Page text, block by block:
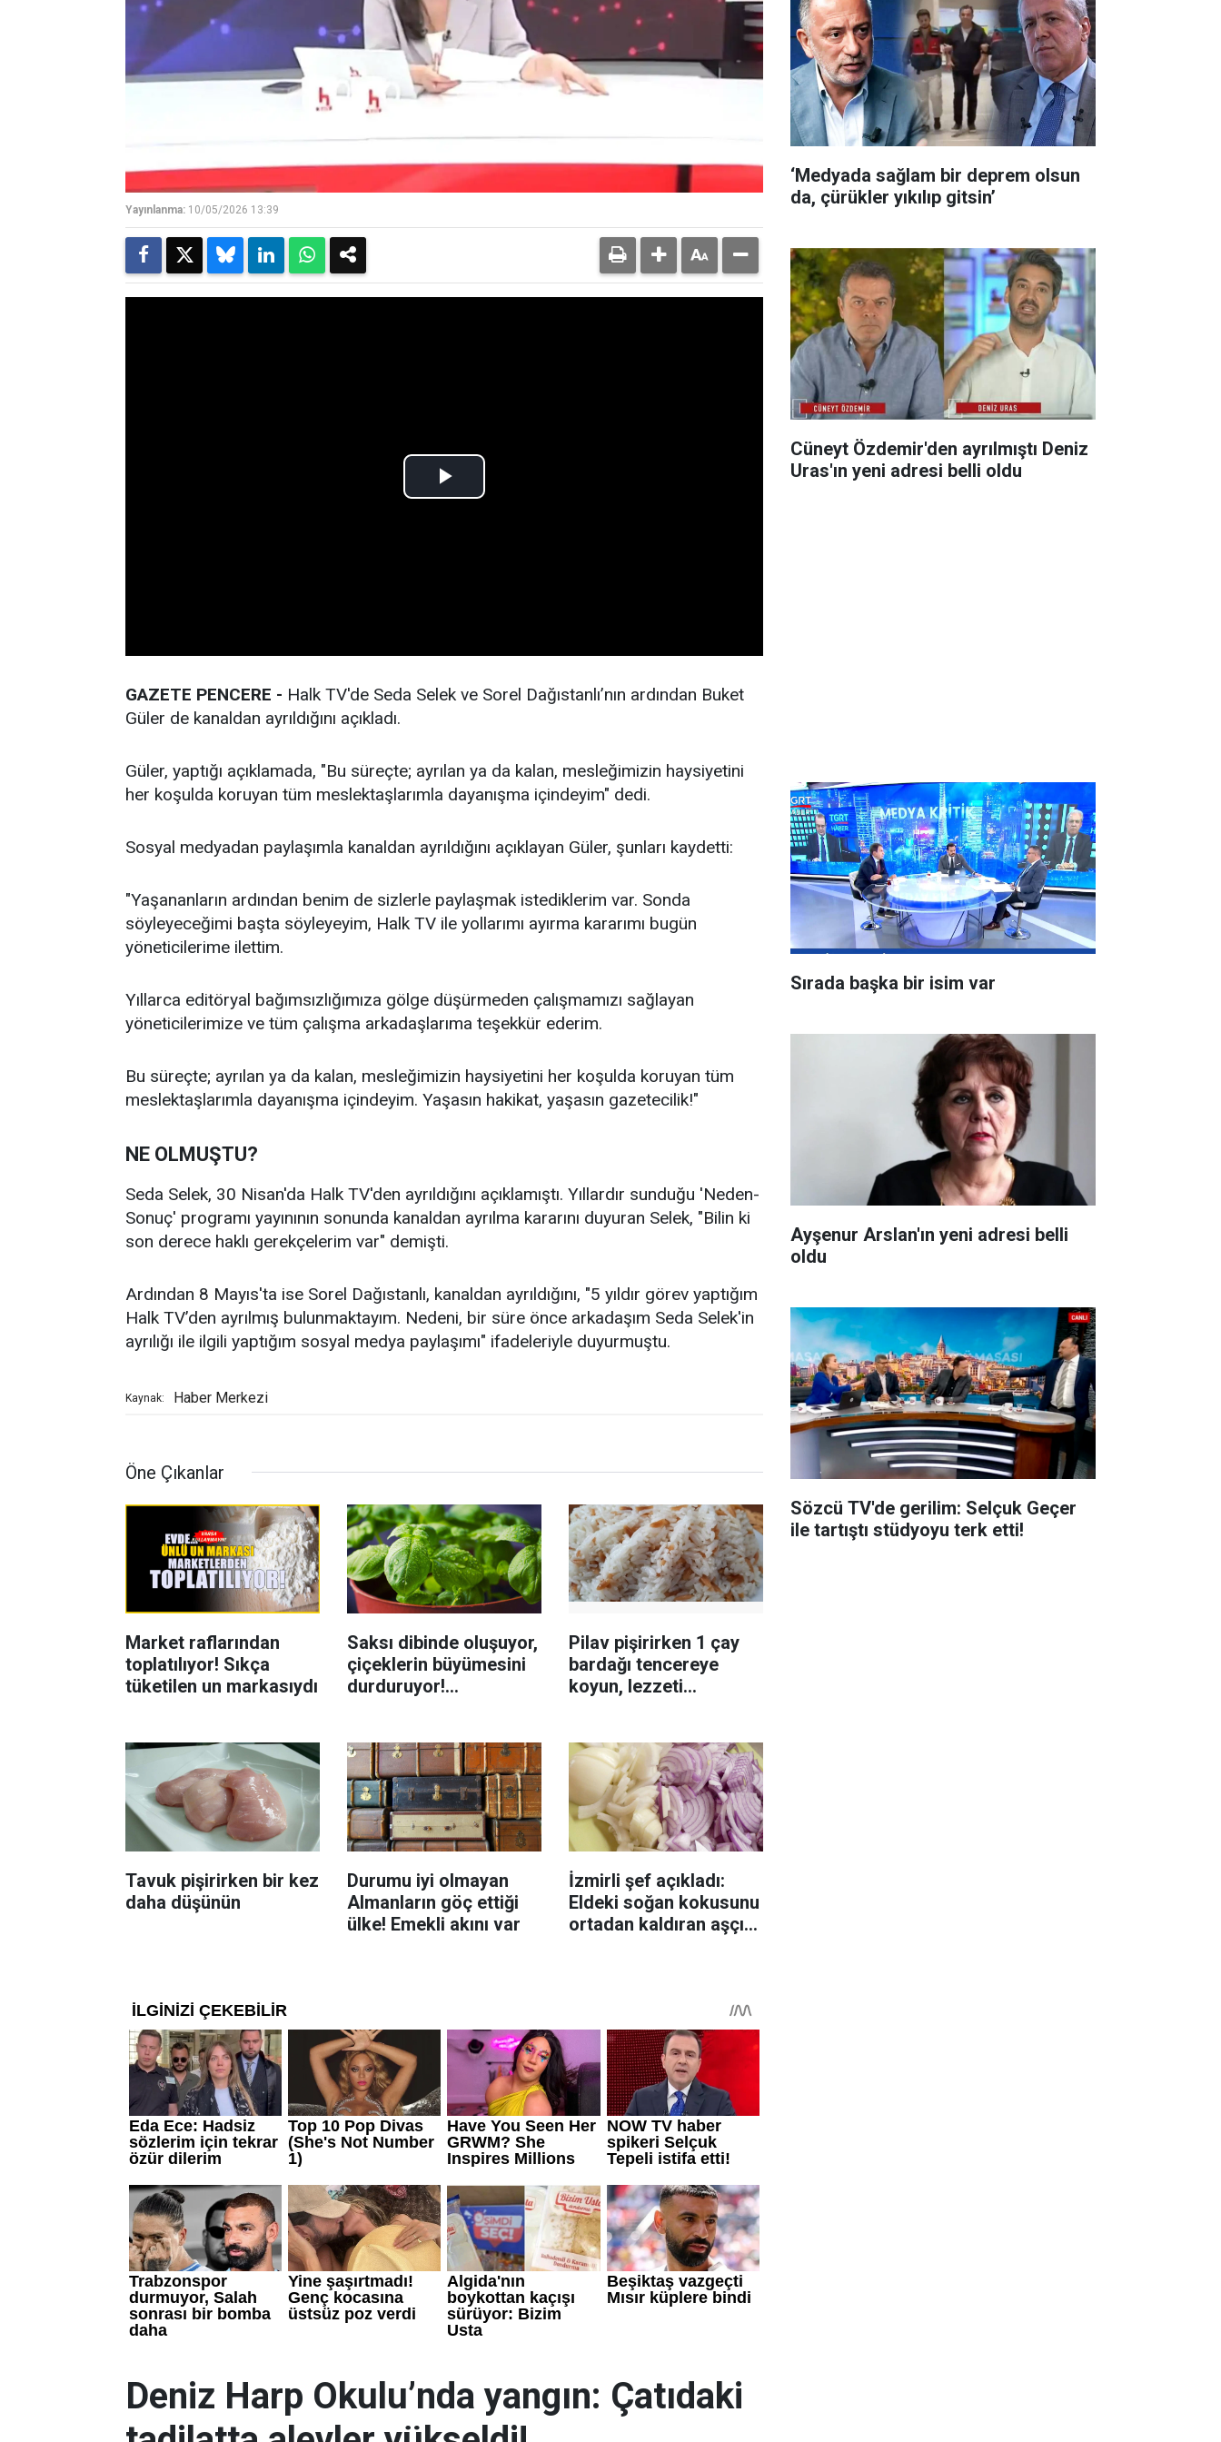
Yayınlanma: 10/05/2026 13:39
GAZETE PENCERE - Halk TV'de Seda Selek ve Sorel Dağıstanlı’nın ardından Buket
Güler de kanaldan ayrıldığını açıkladı.
Güler, yaptığı açıklamada, "Bu süreçte; ayrılan ya da kalan, mesleğimizin haysiyetini
her koşulda koruyan tüm meslektaşlarımla dayanışma içindeyim" dedi.
Sosyal medyadan paylaşımla kanaldan ayrıldığını açıklayan Güler, şunları kaydetti:
"Yaşananların ardından benim de sizlerle paylaşmak istediklerim var. Sonda
söyleyeceğimi başta söyleyeyim, Halk TV ile yollarımı ayırma kararımı bugün
yöneticilerime ilettim.
Yıllarca editöryal bağımsızlığımıza gölge düşürmeden çalışmamızı sağlayan
yöneticilerimize ve tüm çalışma arkadaşlarıma teşekkür ederim.
Bu süreçte; ayrılan ya da kalan, mesleğimizin haysiyetini her koşulda koruyan tüm
meslektaşlarımla dayanışma içindeyim. Yaşasın hakikat, yaşasın gazetecilik!"
NE OLMUŞTU?
Seda Selek, 30 Nisan'da Halk TV'den ayrıldığını açıklamıştı. Yıllardır sunduğu 'Neden-
Sonuç' programı yayınının sonunda kanaldan ayrılma kararını duyuran Selek, "Bilin ki
son derece haklı gerekçelerim var" demişti.
Ardından 8 Mayıs'ta ise Sorel Dağıstanlı, kanaldan ayrıldığını, "5 yıldır görev yaptığım
Halk TV’den ayrılmış bulunmaktayım. Nedeni, bir süre önce arkadaşım Seda Selek'in
ayrılığı ile ilgili yaptığım sosyal medya paylaşımı" ifadeleriyle duyurmuştu.
Kaynak: Haber Merkezi
Öne Çıkanlar
Market raflarından
toplatılıyor! Sıkça
tüketilen un markasıydı
Saksı dibinde oluşuyor,
çiçeklerin büyümesini
durduruyor!
Pilav pişirirken 1 çay
bardağı tencereye
koyun, lezzeti
Tavuk pişirirken bir kez
daha düşünün
Durumu iyi olmayan
Almanların göç ettiği
ülke! Emekli akını var
İzmirli şef açıkladı:
Eldeki soğan kokusunu
ortadan kaldıran aşçı
‘Medyada sağlam bir deprem olsun
da, çürükler yıkılıp gitsin’
Cüneyt Özdemir'den ayrılmıştı Deniz
Uras'ın yeni adresi belli oldu
Sırada başka bir isim var
Ayşenur Arslan'ın yeni adresi belli
oldu
Sözcü TV'de gerilim: Selçuk Geçer
ile tartıştı stüdyoyu terk etti!
Deniz Harp Okulu’nda yangın: Çatıdaki